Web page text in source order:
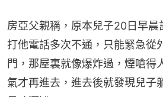
房亞父親稱，原本兒子20日早晨
打他電話多次不通，只能緊急從
門，那屋裏就像爆炸過，煙嗆得
氣才再進去，進去後就發現兒子